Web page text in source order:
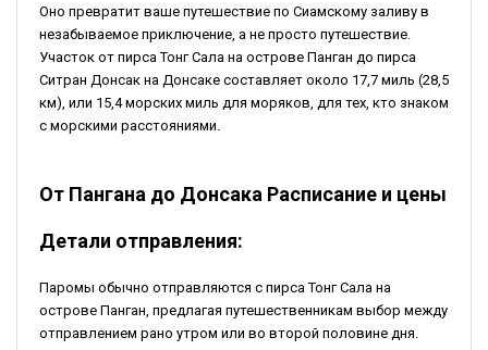
Оно превратит ваше путешествие по Сиамскому заливу в
незабываемое приключение, а не просто путешествие.
Участок от пирса Тонг Сала на острове Панган до пирса
Ситран Донсак на Донсаке составляет около 17,7 миль (28,5
км), или 15,4 морских миль для моряков, для тех, кто знаком
с морскими расстояниями.
От Пангана до Донсака Расписание и цены
Детали отправления:
Паромы обычно отправляются с пирса Тонг Сала на
острове Панган, предлагая путешественникам выбор между
отправлением рано утром или во второй половине дня.